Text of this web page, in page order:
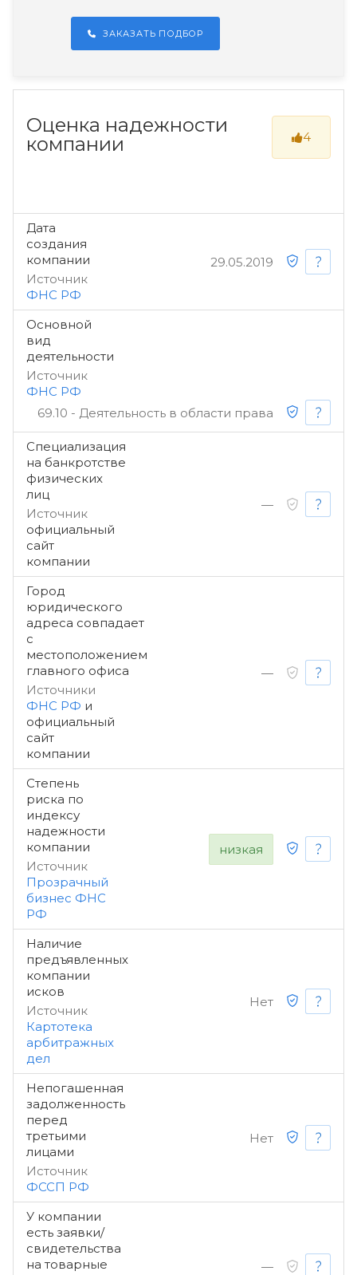
ЗАКАЗАТЬ ПОДБОР
Оценка надежности
компании
4
Дата
создания
компании
Источник
ФНС РФ
29.05.2019
Основной
вид
деятельности
Источник
ФНС РФ
69.10 - Деятельность в области права
Специализация
на банкротстве
физических
лиц
Источник
официальный
сайт
компании
—
Город
юридического
адреса совпадает
с
местоположением
главного офиса
Источники
ФНС РФ и
официальный
сайт
компании
—
Степень
риска по
индексу
надежности
компании
Источник
Прозрачный
бизнес ФНС
РФ
низкая
Наличие
предъявленных
компании
исков
Источник
Картотека
арбитражных
дел
Нет
Непогашенная
задолженность
перед
третьими
лицами
Источник
ФССП РФ
Нет
У компании
есть заявки/
свидетельства
на товарные
—